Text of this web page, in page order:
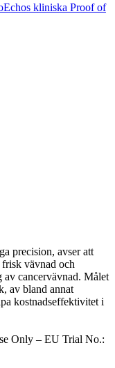
kliniska Proof of
precision, avser att
vävnad och
av cancervävnad. Målet
av bland annat
kostnadseffektivitet i
Only – EU Trial No.: